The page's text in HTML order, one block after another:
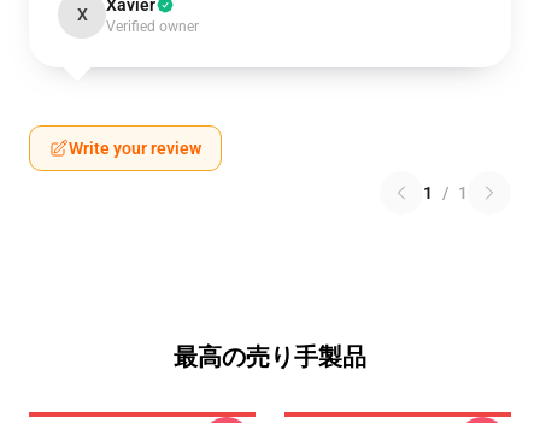
X Xavier
Verified owner
Write your review
1 / 1
最高の売り手製品